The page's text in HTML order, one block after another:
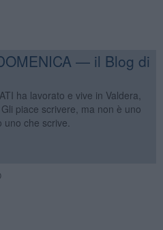
— il Blog di
ha lavorato e vive in Valdera,
piace scrivere, ma non è uno
che scrive.